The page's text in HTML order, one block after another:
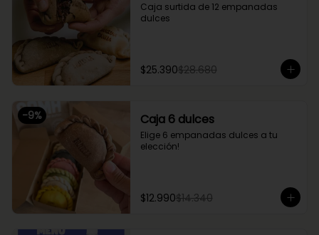
Caja surtida de 12 empanadas
dulces
$25.390$28.680
-9% Caja 6 dulces
Elige 6 empanadas dulces a tu
elección!
$12.990$14.340